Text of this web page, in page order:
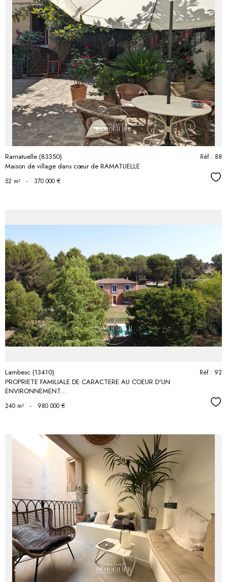
voir le
bien
Ramatuelle (83350)
Maison de village dans cœur de RAMATUELLE
Réf : 88
52 m² - 370 000 €
voir le
bien
Lambesc (13410)
PROPRIETE FAMILIALE DE CARACTERE AU COEUR D'UN
ENVIRONNEMENT...
Réf : 92
240 m² - 980 000 €
voir le
bien